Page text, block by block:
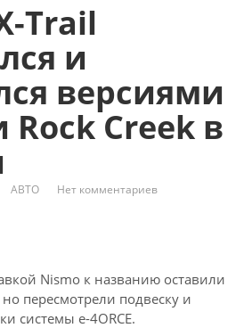
Trail
и
версиями
Rock Creek в
АВТО Нет комментариев
Nismo к названию оставили
пересмотрели подвеску и
системы e-4ORCE.